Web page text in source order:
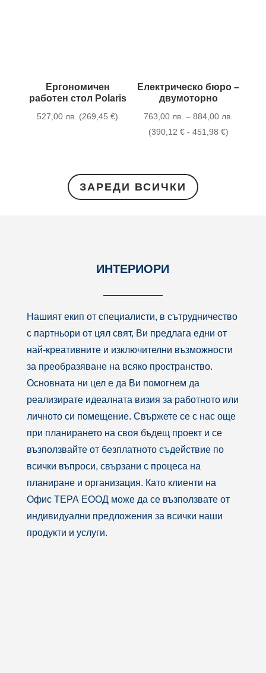
Ергономичен
работен стол Polaris
527,00лв. (269,45€)
Електрическо бюро –
двумоторно
763,00лв. – 884,00лв.
(390,12 €- 451,98 €)
ЗАРЕДИ ВСИЧКИ
ИНТЕРИОРИ
Нашият екип от специалисти, в сътрудничество
с партньори от цял свят, Ви предлага едни от
най-креативните и изключителни възможности
за преобразяване на всяко пространство.
Основната ни цел е да Ви помогнем да
реализирате идеалната визия за работното или
личното си помещение. Свържете се с нас още
при планирането на своя бъдещ проект и се
възползвайте от безплатното съдействие по
всички въпроси, свързани с процеса на
планиране и организация. Като клиенти на
Офис ТЕРА ЕООД може да се възползвате от
индивидуални предложения за всички наши
продукти и услуги.